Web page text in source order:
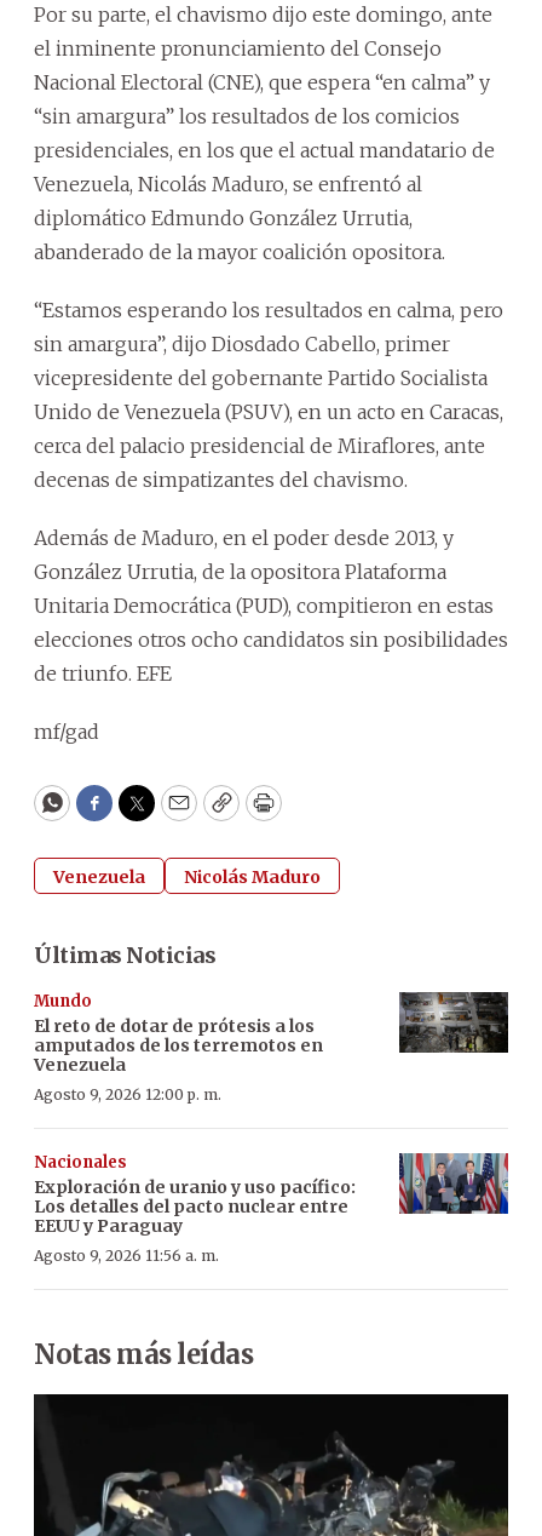
Por su parte, el chavismo dijo este domingo, ante
el inminente pronunciamiento del Consejo
Nacional Electoral (CNE), que espera “en calma” y
“sin amargura” los resultados de los comicios
presidenciales, en los que el actual mandatario de
Venezuela, Nicolás Maduro, se enfrentó al
diplomático Edmundo González Urrutia,
abanderado de la mayor coalición opositora.
“Estamos esperando los resultados en calma, pero
sin amargura”, dijo Diosdado Cabello, primer
vicepresidente del gobernante Partido Socialista
Unido de Venezuela (PSUV), en un acto en Caracas,
cerca del palacio presidencial de Miraflores, ante
decenas de simpatizantes del chavismo.
Además de Maduro, en el poder desde 2013, y
González Urrutia, de la opositora Plataforma
Unitaria Democrática (PUD), compitieron en estas
elecciones otros ocho candidatos sin posibilidades
de triunfo. EFE
mf/gad
WhatsApp
Facebook
Twitter
EmailCopyPrint
Venezuela Nicolás Maduro
Últimas Noticias
Mundo
El reto de dotar de prótesis a los
amputados de los terremotos en
Venezuela
Agosto 9, 2026 12:00 p. m.
Nacionales
Exploración de uranio y uso pacífico:
Los detalles del pacto nuclear entre
EEUU y Paraguay
Agosto 9, 2026 11:56 a. m.
Notas más leídas